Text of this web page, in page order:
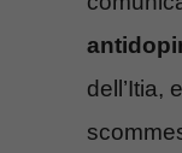
dell’Itia,